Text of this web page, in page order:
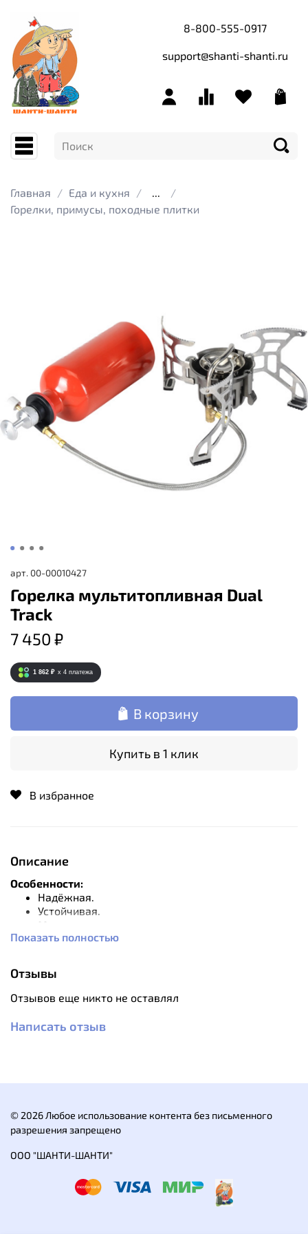
8-800-555-0917
support@shanti-shanti.ru
Главная Еда и кухня
Горелки, примусы, походные плитки
арт. 00-00010427
Горелка мультитопливная Dual
Track
7 450 ₽
1 862 ₽ x 4 платежа
В корзину
Купить в 1 клик
В избранное
Описание
Особенности:
Надёжная.
Устойчивая.
Мощная.
Удлиненный топливопроводный шланг (40 см).
горелку.
Работает как на бензине, так и на газе.
Не теряет функциональности в условиях
В комплекте: горелка, емкость для жидкого
Мощность "бензин": 3500 Вт.
Мощность "газ": 3000 Вт.
Вес без чехла: 385 гр.
Показать полностью
Отзывы
Отзывов еще никто не оставлял
Написать отзыв
© 2026 Любое использование контента без письменного
разрешения запрещено
ООО "ШАНТИ-ШАНТИ"